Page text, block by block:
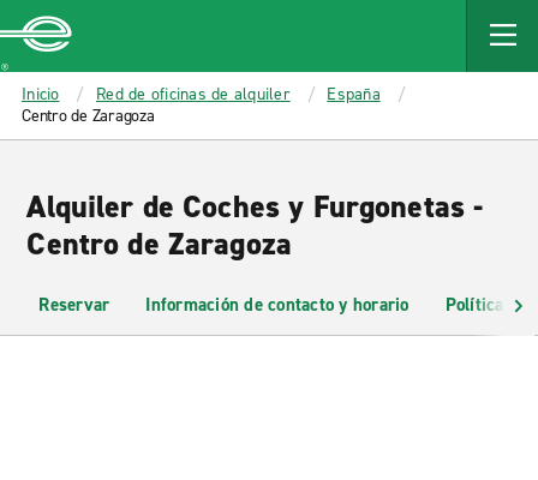
MAIN
CONTENT
Enterprise
Inicio Red de oficinas de alquiler
España
Centro de Zaragoza
Alquiler de Coches y Furgonetas -
Centro de Zaragoza
Reservar Información de contacto y horario Políticas